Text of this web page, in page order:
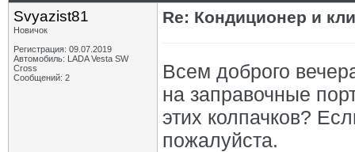
Svyazist81
Новичок
Регистрация: 09.07.2019
Автомобиль: LADA Vesta SW
Cross
Сообщений: 2
Re: Кондиционер и
Всем доброго
на заправочные
этих колпачков?
пожалуйста.